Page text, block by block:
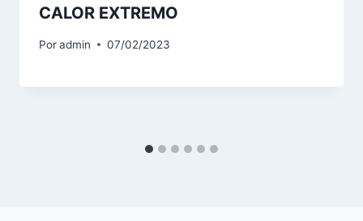
CALOR EXTREMO
Poradmin 07/02/2023